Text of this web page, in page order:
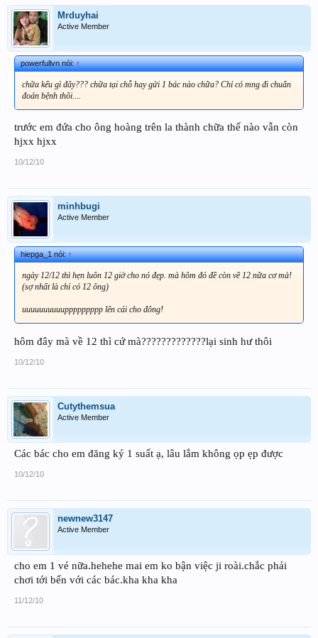
Mrduyhai
Active Member
powerfullvn nói:↑
chữa kểu gì đây??? chữa tại chỗ hay gửi 1 bác nào chữa? Chỉ có mng đi chuẩn
đoán bệnh thôi....
trước em đứa cho ông hoàng trên la thành chữa thế nào vẫn còn
hjxx hjxx
10/12/10
minhbugi
Active Member
hiepga_1 nói:↑
ngày 12/12 thì hẹn luôn 12 giờ cho nó đẹp. mà hôm đó đề còn về 12 nữa cơ mà!
(sợ nhất là chỉ có 12 ông)
uuuuuuuuuuppppppppp lên cái cho đông!
hôm đây mà về 12 thì cứ mà?????????????lại sinh hư thôi
10/12/10
Cutythemsua
Active Member
Các bác cho em đăng ký 1 suất ạ, lâu lắm không ọp ẹp được
10/12/10
newnew3147
Active Member
cho em 1 vé nữa.hehehe mai em ko bận việc ji roài.chắc phải
chơi tới bến với các bác.kha kha kha
11/12/10